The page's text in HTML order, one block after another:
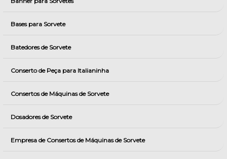
Bases para Sorvete
Batedores de Sorvete
Conserto de Peça para Italianinha
Consertos de Máquinas de Sorvete
Dosadores de Sorvete
Empresa de Consertos de Máquinas de Sorvete